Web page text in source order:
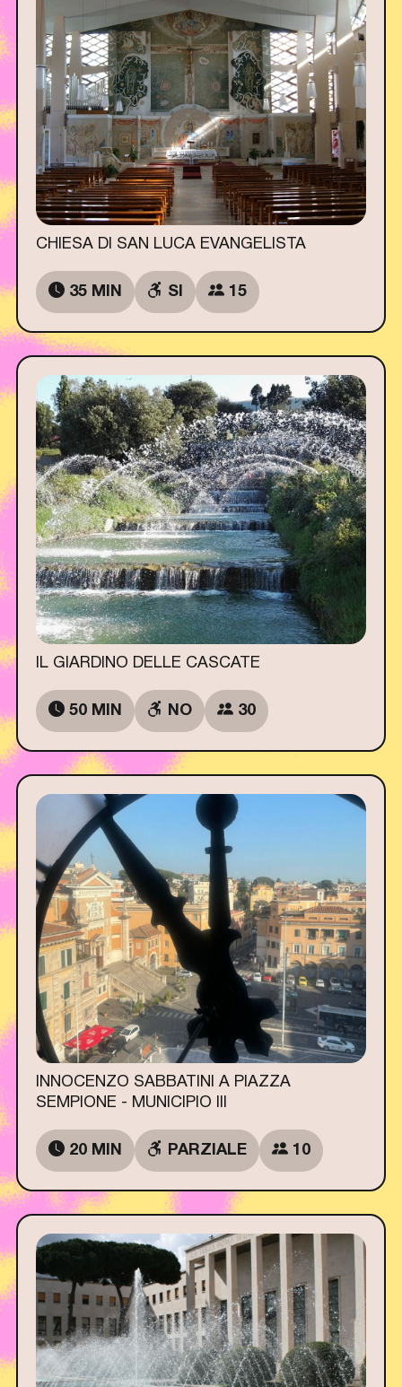
CHIESA DI SAN LUCA EVANGELISTA
35 MIN SI 15
IL GIARDINO DELLE CASCATE
50 MIN NO 30
INNOCENZO SABBATINI A PIAZZA
SEMPIONE - MUNICIPIO III
20 MIN PARZIALE 10